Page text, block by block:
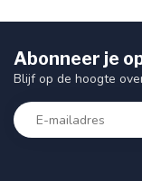
Abonneer je
Blijf op de hoogte